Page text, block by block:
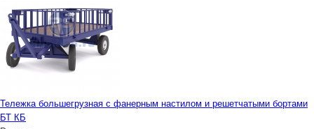
Тележка большегрузная с фанерным настилом и решетчатыми бортами
БТ КБ